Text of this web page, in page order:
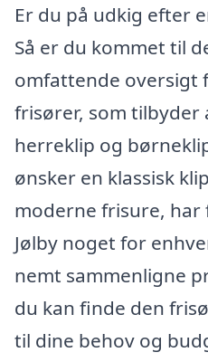
Er du på udkig efter
Så er du kommet til
omfattende oversigt
frisører, som tilbyder
herreklip og
ønsker en klassisk
moderne frisure,
Jølby noget for
nemt sammenligne
du kan finde den
til dine behov og